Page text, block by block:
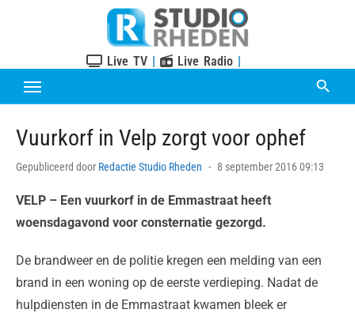
Live TV | Live Radio |
Vuurkorf in Velp zorgt voor ophef
Gepubliceerd door Redactie Studio Rheden
Posted
8 september 2016 09:13
VELP – Een vuurkorf in de Emmastraat heeft
woensdagavond voor consternatie gezorgd.
De brandweer en de politie kregen een melding van een
brand in een woning op de eerste verdieping. Nadat de
hulpdiensten in de Emmastraat kwamen bleek er